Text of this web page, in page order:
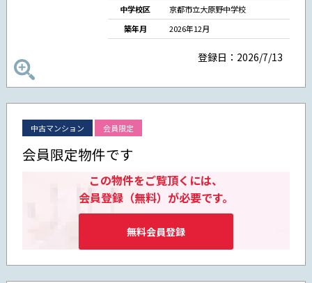
中学校区
京都市立大原野中学校
築年月
2026年12月
登録日：2026/7/13
中古マンション 会員限定
会員限定物件です
この物件をご覧頂くには、
会員登録（無料）が必要です。
無料会員登録